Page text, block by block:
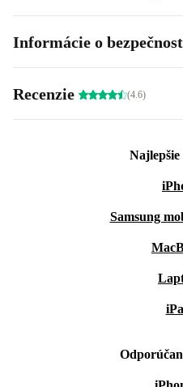
Informácie o
Recenzie (4.6)
Samsung